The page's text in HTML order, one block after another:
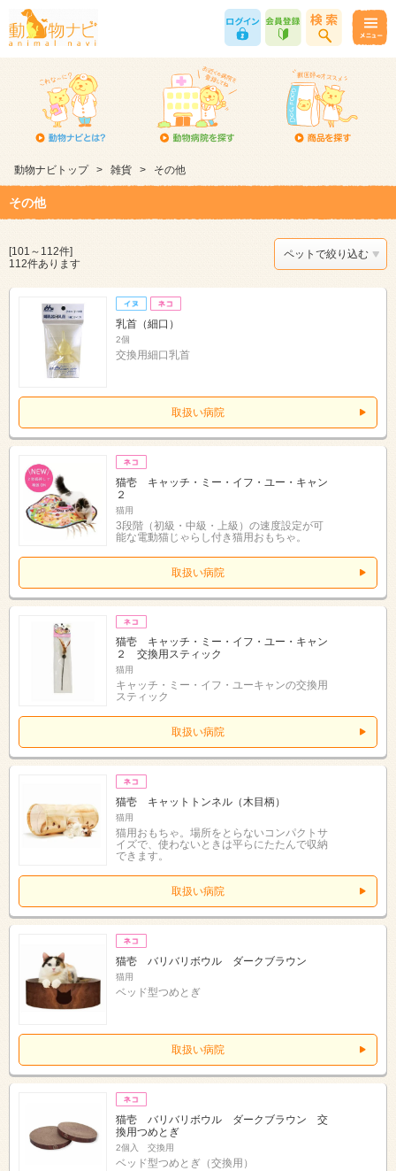
動物ナビトップ > 雑貨 > その他
その他
[101～112件]
112件あります
ペットで絞り込む
乳首（細口）
2個
交換用細口乳首
取扱い病院
猫壱 キャッチ・ミー・イフ・ユー・キャン
２
猫用
3段階（初級・中級・上級）の速度設定が可
能な電動猫じゃらし付き猫用おもちゃ。
取扱い病院
猫壱 キャッチ・ミー・イフ・ユー・キャン
２ 交換用スティック
猫用
キャッチ・ミー・イフ・ユーキャンの交換用
スティック
取扱い病院
猫壱 キャットトンネル（木目柄）
猫用
猫用おもちゃ。場所をとらないコンパクトサ
イズで、使わないときは平らにたたんで収納
できます。
取扱い病院
猫壱 バリバリボウル ダークブラウン
猫用
ベッド型つめとぎ
取扱い病院
猫壱 バリバリボウル ダークブラウン 交
換用つめとぎ
2個入 交換用
ベッド型つめとぎ（交換用）